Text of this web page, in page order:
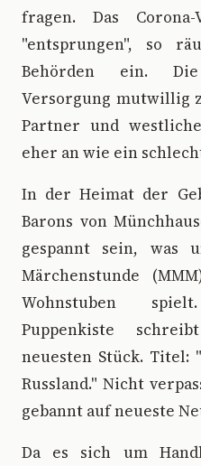
fragen. Das
"entsprungen", so
Behörden ein.
Versorgung mutwillig
Partner und
eher an wie ein
In der Heimat der
Barons von
gespannt sein, was
Märchenstunde
Wohnstuben
Puppenkiste
neuesten Stück. Titel:
Russland." Nicht
gebannt auf neueste
Da es sich um